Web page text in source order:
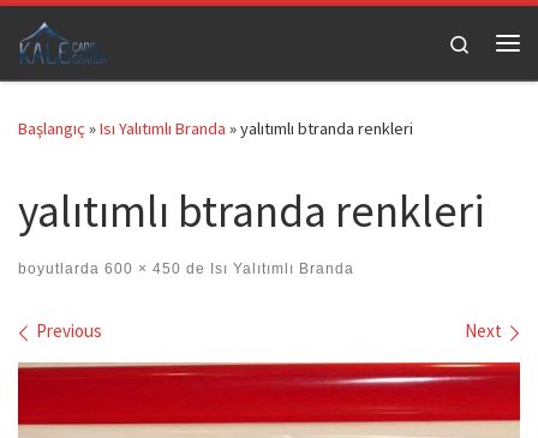
Skip to content
Search
Başlangıç»Isı Yalıtımlı Branda »yalıtımlı btranda renkleri
yalıtımlı btranda renkleri
boyutlarda 600 × 450 de Isı Yalıtımlı Branda
Images navigation
Previous Next